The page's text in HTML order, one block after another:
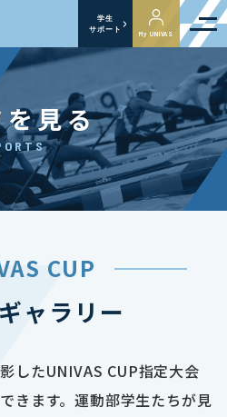
学生
サポート
My UNIVAS
を見る
CUP
ャラリー
したUNIVAS CUP指定大会
きます。運動部学生たちが見